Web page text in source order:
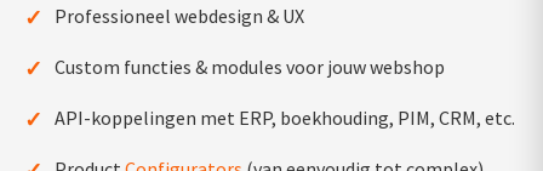
✓ Professioneel webdesign & UX
✓ Custom functies & modules voor jouw webshop
✓ API-koppelingen met ERP, boekhouding, PIM, CRM, etc.